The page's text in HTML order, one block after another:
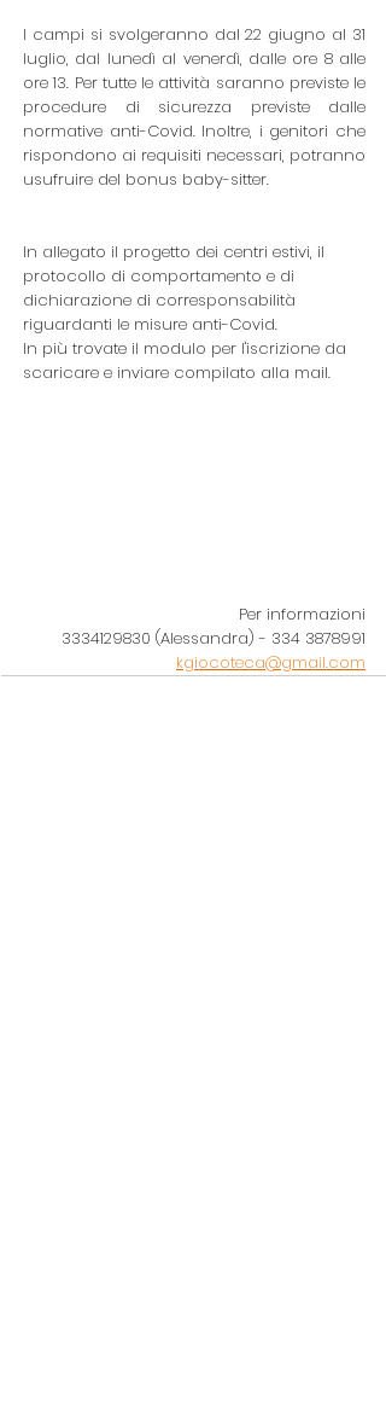
I campi si svolgeranno dal 22 giugno al 31
luglio, dal lunedì al venerdì, dalle ore 8 alle
ore 13. Per tutte le attività saranno previste le
procedure di sicurezza previste dalle
normative anti-Covid. Inoltre, i genitori che
rispondono ai requisiti necessari, potranno
usufruire del bonus baby-sitter.
In allegato il progetto dei centri estivi, il
protocollo di comportamento e di
dichiarazione di corresponsabilità
riguardanti le misure anti-Covid.
In più trovate il modulo per l'iscrizione da
scaricare e inviare compilato alla mail.
Per informazioni
3334129830 (Alessandra) - 334 3878991
kgiocoteca@gmail.com